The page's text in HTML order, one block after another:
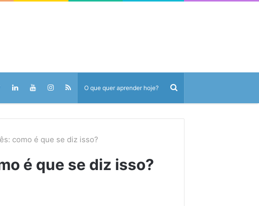
como é que se diz isso?
é que se diz isso?